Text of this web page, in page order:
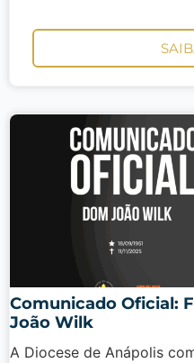
Comunicado Oficial:
João Wilk
A Diocese de Anápolis